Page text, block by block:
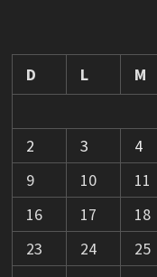
D
L M
2
3 4
9
10 11
16
17 18
23
24 25